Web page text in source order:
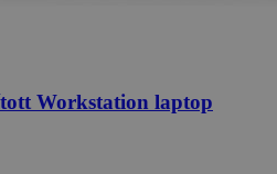
Workstation laptop